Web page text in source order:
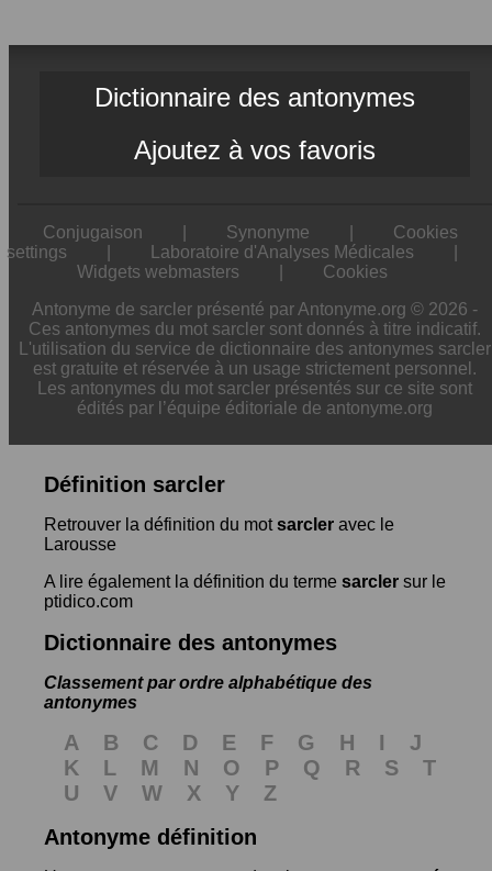
Dictionnaire des antonymes
Ajoutez à vos favoris
Conjugaison Synonyme
Cookies
settings
Laboratoire d'Analyses Médicales
Widgets webmasters
Cookies
Antonyme de sarcler présenté par Antonyme.org © 2026 -
Ces antonymes du mot sarcler sont donnés à titre indicatif.
L'utilisation du service de dictionnaire des antonymes sarcler
est gratuite et réservée à un usage strictement personnel.
Les antonymes du mot sarcler présentés sur ce site sont
édités par l’équipe éditoriale de antonyme.org
Définition sarcler
Retrouver la définition du motsarcler avec le
Larousse
A lire également la définition du terme sarcler sur le
ptidico.com
Dictionnaire des antonymes
Classement par ordre alphabétique des
antonymes
A B C D E F G H I
J
K
L M N O P Q R S
T
U
V W X Y
Z
Antonyme définition